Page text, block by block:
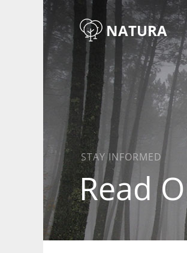
NATURA
STAY INFORMED
Read